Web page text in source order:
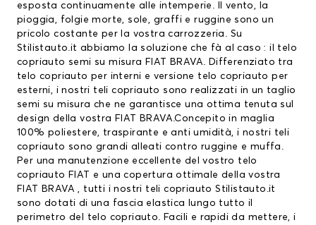
esposta continuamente alle intemperie. Il vento, la
pioggia, folgie morte, sole, graffi e ruggine sono un
pricolo costante per la vostra carrozzeria. Su
Stilistauto.it abbiamo la soluzione che fà al caso : il telo
copriauto semi su misura FIAT BRAVA. Differenziato tra
telo copriautoper interni e versione telo copriauto per
esterni, i nostri teli copriauto sono realizzati in un taglio
semi su misura che ne garantisce una ottima tenuta sul
design della vostra FIAT BRAVA.Concepito in maglia
100% poliestere, traspirante e anti umidità, i nostri teli
copriauto sono grandi alleati contro ruggine e muffa.
Per una manutenzione eccellente del vostro telo
copriauto FIAT
e una copertura ottimale della vostra
FIAT BRAVA , tutti i nostri teli copriauto Stilistauto.it
sono dotati di una fascia elastica lungo tutto il
perimetro del telo copriauto. Facili e rapidi da mettere, i